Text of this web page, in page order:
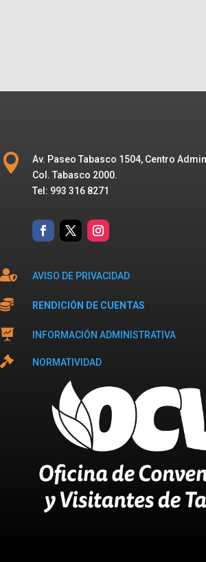

Av. Paseo Tabasco 1504, Centro
Col. Tabasco 2000.
Tel: 993 316 8271
 AVISO DE PRIVACIDAD
 RENDICIÓN DE CUENTAS
 INFORMACIÓN ADMINISTRATIVA
 NORMATIVIDAD